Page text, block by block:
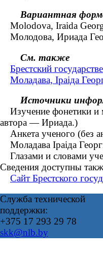
Вариантная
Molodova, Iraida
Молодова, Ириада
См. также
Брестский
Моладава, Іраіда
Источники
Изучение фонетики и
автора — Ириада.)
Анкета ученого (без
Моладава Іраіда
Глазами и словами
Сведения доступны
Сайт Брестского
Служба технической
поддержки:
+375 17 293 29 78
skk@nlb.by